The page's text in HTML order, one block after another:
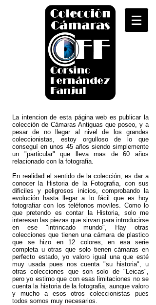
La intencion de esta página web es publicar la
colección de Cámaras Antiguas que poseo, y a
pesar de no llegar al nivel de los grandes
coleccionistas, estoy orgulloso de lo que
conseguí en unos 45 años siendo simplemente
un "particular" que lleva mas de 60 años
relacionado con la fotografia.
En realidad el sentido de la colección, es dar a
conocer la Historia de la Fotografia, con sus
dificiles y peligrosos inicios, comprobando la
evolución hasta llegar a lo fácil que es hoy
fotografiar con los teléfonos moviles. Como lo
que pretendo es contar la Historia, solo me
interesan las piezas que sirvan para introducirse
en ese "intrincado mundo", Hay otras
colecciones que tienen una cámara de plastico
que se hizo en 12 colores, en esa serie
completa u otras que solo tienen cámaras en
perfecto estado, yo valoro igual una que esté
muy usada pues nos cuenta "su historia", u
otras colecciones que son solo de "Leicas",
pero yo estimo que con esas limitaciones no se
cuenta la historia de la fotografia, aunque valoro
y mucho a esos otros coleccionistas pues
todos somos muy necesarios.